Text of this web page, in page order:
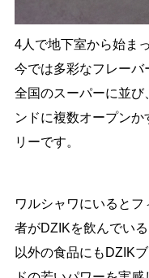
4人で地下室から始ま
今では多彩なフレー
全国のスーパーに並び
ンドに複数オープン
リーです。
ワルシャワにいると
者がDZIKを飲んでい
以外の食品にもDZIK